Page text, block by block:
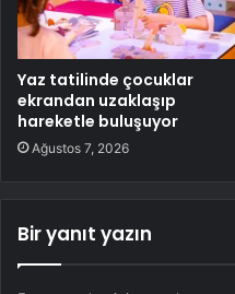
Yaz tatilinde çocuklar
ekrandan uzaklaşıp
hareketle buluşuyor
Ağustos 7, 2026
Bir yanıt yazın